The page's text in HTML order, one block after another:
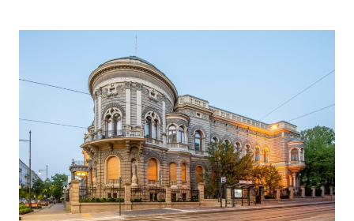
LIDERZY
–
PORÓWNANIE
OFERT
I
PROMOCJI